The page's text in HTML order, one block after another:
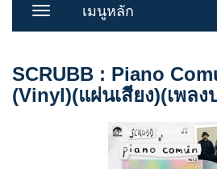
Toggle
เมนูหลัก
SCRUBB : Piano
(Vinyl)(แผ่นเสียง)(เพลง